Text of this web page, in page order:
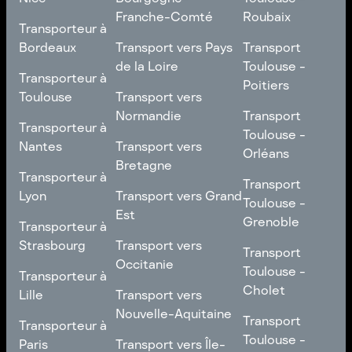
Transporteur à
Nice
Transporteur à
Bordeaux
Transporteur à
Bordeaux
Transporteur à
Toulouse
Transporteur à
Toulouse
Transporteur à
Nantes
Transporteur à
Nantes
Transporteur à
Lyon
Transporteur à
Lyon
Transporteur à
Strasbourg
Transporteur à
Strasbourg
Transporteur à
Lille
Transporteur à
Lille
Transporteur à
Paris
Franche-Comté
Transport vers
Bourgogne-
Transport vers Pays
de la Loire
Transport vers Pays
de la Loire
Transport vers
Normandie
Transport vers
Normandie
Transport vers
Bretagne
Transport vers
Bretagne
Transport vers Grand
Est
Transport vers Grand
Est
Transport vers
Occitanie
Transport vers
Occitanie
Transport vers
Nouvelle-Aquitaine
Transport vers
Transport vers Île-
Roubaix
Transport
Toulouse -
Roubaix
Transport
Toulouse -
Poitiers
Transport
Toulouse -
Poitiers
Transport
Toulouse -
Orléans
Transport
Toulouse -
Orléans
Transport
Toulouse -
Grenoble
Transport
Toulouse -
Grenoble
Transport
Toulouse -
Cholet
Transport
Toulouse -
Transport
Toulouse -